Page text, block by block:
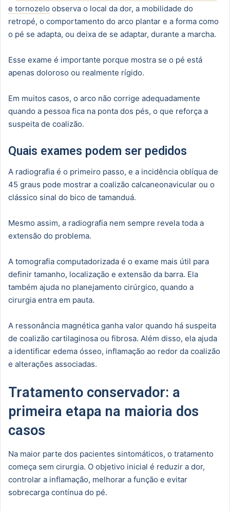
e tornozelo observa o local da dor, a mobilidade do
retropé, o comportamento do arco plantar e a forma como
o pé se adapta, ou deixa de se adaptar, durante a marcha.
Esse exame é importante porque mostra se o pé está
apenas doloroso ou realmente rígido.
Em muitos casos, o arco não corrige adequadamente
quando a pessoa fica na ponta dos pés, o que reforça a
suspeita de coalizão.
Quais exames podem ser pedidos
A radiografia é o primeiro passo, e a incidência oblíqua de
45 graus pode mostrar a coalizão calcaneonavicular ou o
clássico sinal do bico de tamanduá.
Mesmo assim, a radiografia nem sempre revela toda a
extensão do problema.
A tomografia computadorizada é o exame mais útil para
definir tamanho, localização e extensão da barra. Ela
também ajuda no planejamento cirúrgico, quando a
cirurgia entra em pauta.
A ressonância magnética ganha valor quando há suspeita
de coalizão cartilaginosa ou fibrosa. Além disso, ela ajuda
a identificar edema ósseo, inflamação ao redor da coalizão
e alterações associadas.
Tratamento conservador: a
primeira etapa na maioria dos
casos
Na maior parte dos pacientes sintomáticos, o tratamento
começa sem cirurgia. O objetivo inicial é reduzir a dor,
controlar a inflamação, melhorar a função e evitar
sobrecarga contínua do pé.